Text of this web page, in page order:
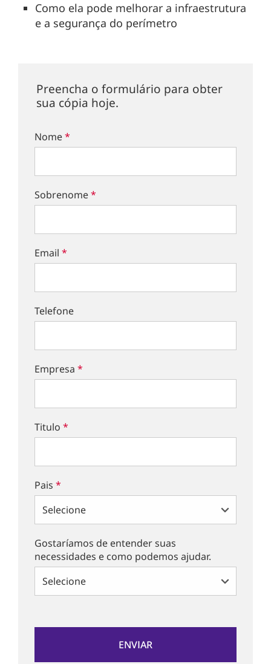
Como ela pode melhorar a infraestrutura
e a segurança do perímetro
Preencha o formulário para obter
sua cópia hoje.
Nome*
Sobrenome*
Email *
Telefone
Empresa *
Titulo *
Pais *
Gostaríamos de entender suas
necessidades e como podemos ajudar.